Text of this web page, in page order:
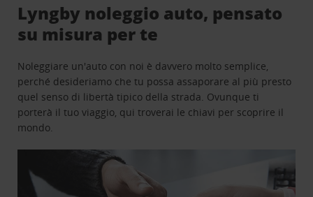
Lyngby noleggio auto, pensato
su misura per te
Noleggiare un'auto con noi è davvero molto semplice,
perché desideriamo che tu possa assaporare al più presto
quel senso di libertà tipico della strada. Ovunque ti
porterà il tuo viaggio, qui troverai le chiavi per scoprire il
mondo.